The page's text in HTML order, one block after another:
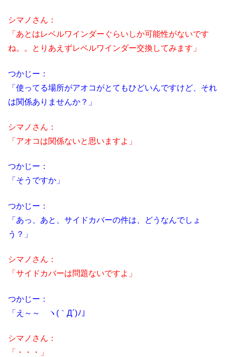
シマノさん：
「あとはレベルワインダーぐらいしか可能性がないです
ね。。とりあえずレベルワインダー交換してみます」
つかじー：
「使ってる場所がアオコがとてもひどいんですけど、それ
は関係ありませんか？」
シマノさん：
「アオコは関係ないと思いますよ」
つかじー：
「そうですか」
つかじー：
「あっ、あと、サイドカバーの件は、どうなんでしょ
う？」
シマノさん：
「サイドカバーは問題ないですよ」
つかじー：
「え～～ ヽ(｀Д´)ﾉ」
シマノさん：
「・・・」